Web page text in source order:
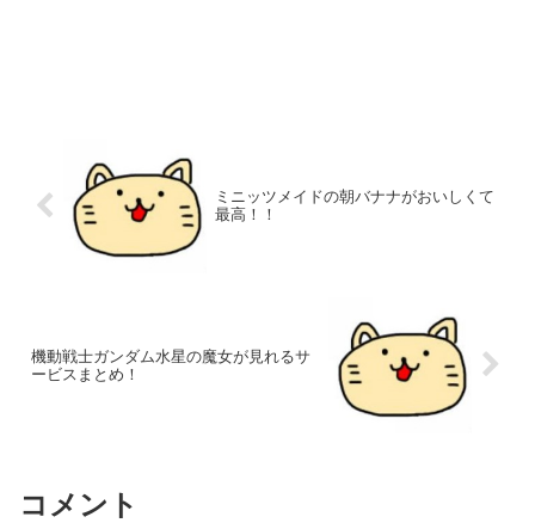
ミニッツメイドの朝バナナがおいしくて
最高！！
機動戦士ガンダム水星の魔女が見れるサ
ービスまとめ！
コメント